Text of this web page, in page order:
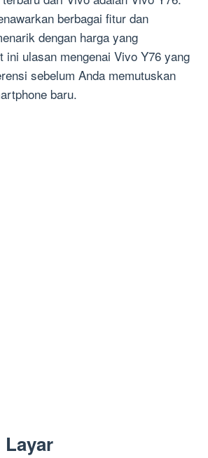
berbagai fitur dan
dengan harga yang
ini ulasan mengenai Vivo Y76 yang
sebelum Anda memutuskan
baru.
Layar